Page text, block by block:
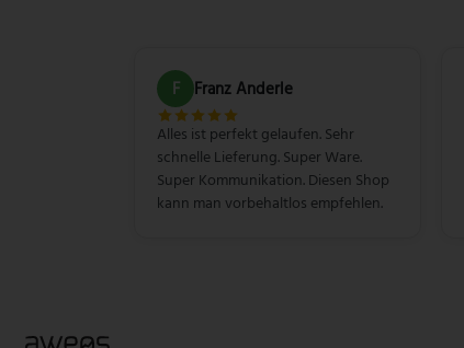
F Franz Anderle
Alles ist perfekt gelaufen. Sehr
schnelle Lieferung. Super Ware.
Super Kommunikation. Diesen Shop
kann man vorbehaltlos empfehlen.